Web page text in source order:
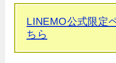
LINEMO公式限定
ちら